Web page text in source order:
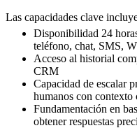
Las capacidades clave
Disponibilidad 24
teléfono, chat, SMS,
Acceso al historial
CRM
Capacidad de escalar
humanos con contexto
Fundamentación en
obtener respuestas